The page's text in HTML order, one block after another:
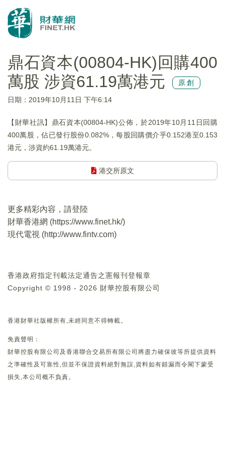
鼎石資本(00804-HK)回購400
萬股 涉資61.19萬港元
原創
日期：2019年10月11日 下午6:14
【財華社訊】鼎石資本(00804-HK)公佈，於2019年10月11日回購
400萬股，佔已發行股份0.082%，每股回購價介乎0.152港至0.153
港元，涉資約61.19萬港元。
港交所原文
更多精彩內容，請登陸
財華香港網 (https://www.finet.hk/)
現代電視 (http://www.fintv.com)
香港政府指定刊載法定通告之憲報刊登報章
Copyright © 1998 - 2026 財華控股有限公司
香港財華社版權所有,未經同意不得轉載。
免責聲明：
財華控股有限公司及香港聯合交易所有限公司將盡力確保彼等所提供資料
之準確性及可靠性,但並不保證資料絕對無誤,資料如有錯漏而令閣下蒙受
損失,本公司概不負責。